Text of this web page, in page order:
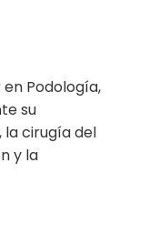
Podología,
su
cirugía del
y la